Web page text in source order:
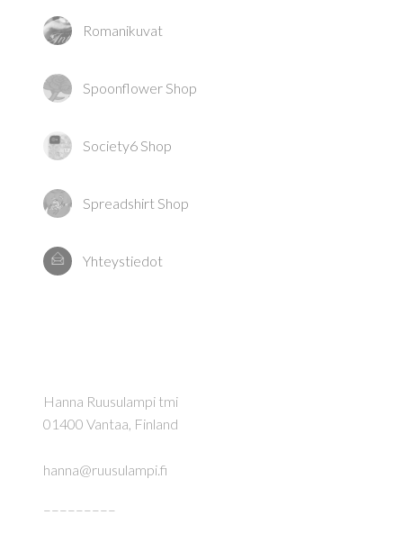
Romanikuvat
Spoonflower Shop
Society6 Shop
Spreadshirt Shop
Yhteystiedot
Hanna Ruusulampi tmi
01400 Vantaa, Finland
hanna@ruusulampi.fi
–––––––––